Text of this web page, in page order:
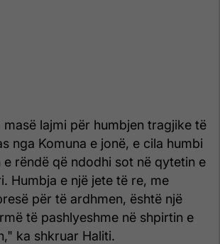
lajmi për humbjen tragjike të
nga Komuna e jonë, e cila humbi
e rëndë që ndodhi sot në qytetin e
Humbja e një jete të re, me
për të ardhmen, është një
të pashlyeshme në shpirtin e
ka shkruar Haliti.